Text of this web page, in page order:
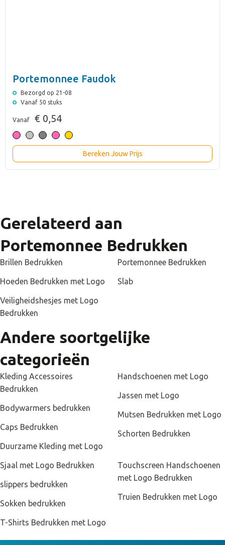
Portemonnee Faudok
Bezorgd op 21-08
Vanaf 50 stuks
Vanaf € 0,54
Bereken Jouw Prijs
Gerelateerd aan
Portemonnee Bedrukken
Brillen Bedrukken
Hoeden Bedrukken met Logo
Portemonnee Bedrukken
Slab
Veiligheidshesjes met Logo
Bedrukken
Andere soortgelijke
categorieën
Kleding Accessoires
Bedrukken
Bodywarmers bedrukken
Caps Bedrukken
Duurzame Kleding met Logo
Handschoenen met Logo
Jassen met Logo
Mutsen Bedrukken met Logo
Schorten Bedrukken
Sjaal met Logo Bedrukken
slippers bedrukken
Sokken bedrukken
T-Shirts Bedrukken met Logo
Touchscreen Handschoenen
met Logo Bedrukken
Truien Bedrukken met Logo